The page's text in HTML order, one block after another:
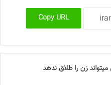
Copy URL
زن را طلاق ندهد